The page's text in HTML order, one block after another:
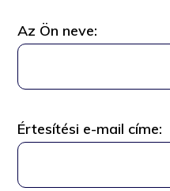
Az Ön neve:
Értesítési e-mail címe: